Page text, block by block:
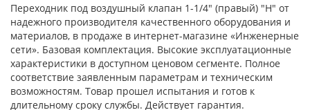
Переходник под воздушный клапан 1-1/4" (правый) "Н" от
надежного производителя качественного оборудования и
материалов, в продаже в интернет-магазине «Инженерные
сети». Базовая комплектация. Высокие эксплуатационные
характеристики в доступном ценовом сегменте. Полное
соответствие заявленным параметрам и техническим
возможностям. Товар прошел испытания и готов к
длительному сроку службы. Действует гарантия.